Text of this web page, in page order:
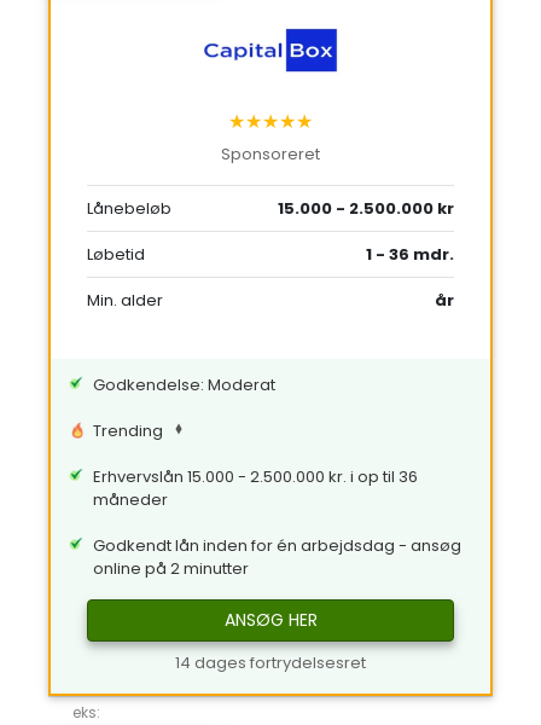
★★★★★
Sponsoreret
Lånebeløb
15.000 - 2.500.000 kr
Løbetid
1 - 36 mdr.
Min. alder
år
Godkendelse: Moderat
Trending
Erhvervslån 15.000 - 2.500.000 kr. i op til 36
måneder
Godkendt lån inden for én arbejdsdag - ansøg
online på 2 minutter
ANSØG HER
14 dages fortrydelsesret
eks: